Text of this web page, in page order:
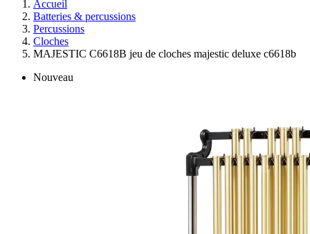
Accueil
Batteries & percussions
Percussions
Cloches
MAJESTIC C6618B jeu de cloches majestic deluxe c6618b
Nouveau